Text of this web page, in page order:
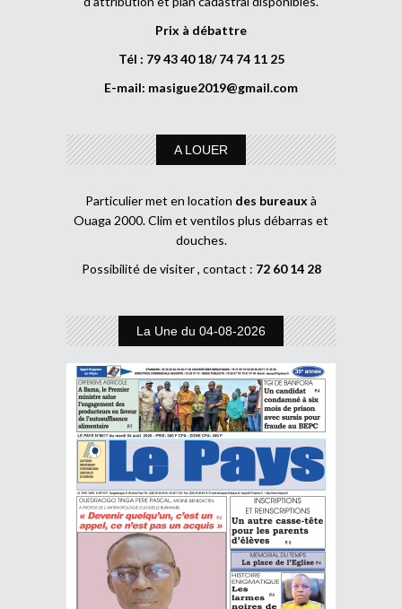
Prix à débattre
Tél : 79 43 40 18/ 74 74 11 25
E-mail: masigue2019@gmail.com
A LOUER
Particulier met en location des bureaux à
Ouaga 2000. Clim et ventilos plus débarras et
douches.
Possibilité de visiter , contact : 72 60 14 28
La Une du 04-08-2026